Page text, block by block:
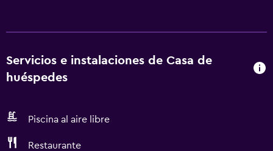
Servicios e instalaciones de Casa de
huéspedes
Piscina al aire libre
Restaurante